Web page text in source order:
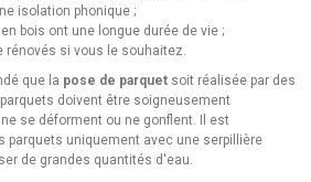
isolation phonique ;
bois ont une longue durée de vie ;
rénovés si vous le souhaitez.
que la pose de parquet soit réalisée par des
doivent être soigneusement
se déforment ou ne gonflent. Il est
parquets uniquement avec une serpillière
de grandes quantités d'eau.